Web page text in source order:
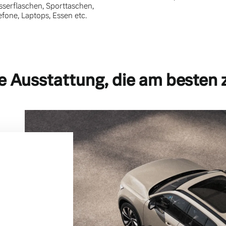
Sporttaschen,
Laptops, Essen etc.
Ausstattung, die am besten